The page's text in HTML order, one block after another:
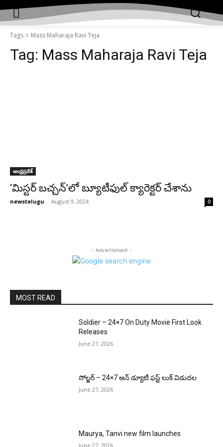
Tags Mass Maharaja Ravi Teja
Tag: Mass Maharaja Ravi Teja
ఆంధ్రప్రదేశ్‌
‘మిస్టర్ బచ్చన్’లో బ్యూటీఫుల్ క్యారెక్టర్ చేశాను
newstelugu - August 9, 2024 0
- Advertisment -
MOST READ
Soldier – 24×7 On Duty Movie First Look
Releases
June 27, 2026
సోల్జర్ – 24×7 ఆన్ డ్యూటీ ఫస్ట్ లుక్ విడుదల
June 27, 2026
Maurya, Tanvi new film launches
June 27, 2026